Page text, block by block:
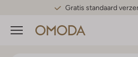
Gratis standaard
Menu